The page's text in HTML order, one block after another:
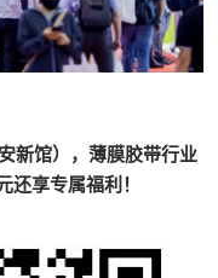
新馆），薄膜胶带行业
享专属福利！